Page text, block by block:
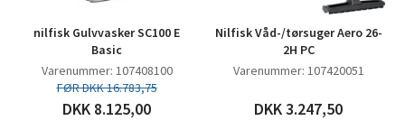
nilfisk Gulvvasker SC100 E
Basic
Varenummer: 107408100
FØR DKK 16.783,75
DKK 8.125,00
Nilfisk Våd-/tørsuger Aero 26-
2H PC
Varenummer: 107420051
DKK 3.247,50